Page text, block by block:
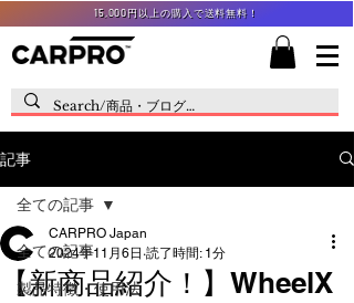
15,000円以上の購入で送料無料！
記事
全ての記事
製品特徴・使用法
全ての記事
【新商品紹介！】WheelX
CARPRO Japan
2024年11月6日 読了時間: 1分